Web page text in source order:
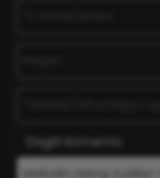
Dagiti Komento